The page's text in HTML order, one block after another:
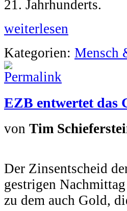
21. Jahrhunderts.
weiterlesen
Kategorien: Mensch
EZB entwertet das
von Tim
Der Zinsentscheid
gestrigen
zu dem auch Gold,